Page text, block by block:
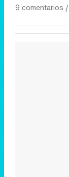
9 comentarios |